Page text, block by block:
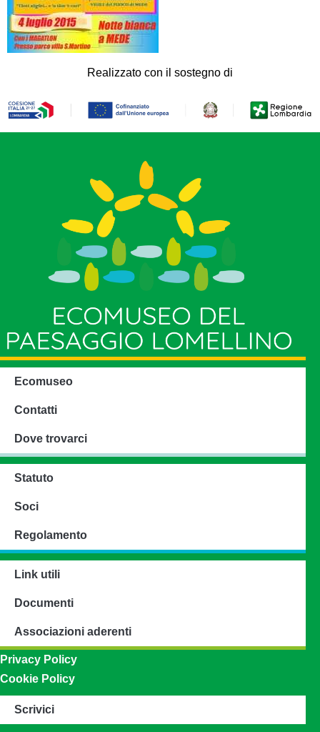
Realizzato con il sostegno di
Ecomuseo
Contatti
Dove trovarci
Statuto
Soci
Regolamento
Link utili
Documenti
Associazioni aderenti
Privacy Policy
Cookie Policy
Scrivici